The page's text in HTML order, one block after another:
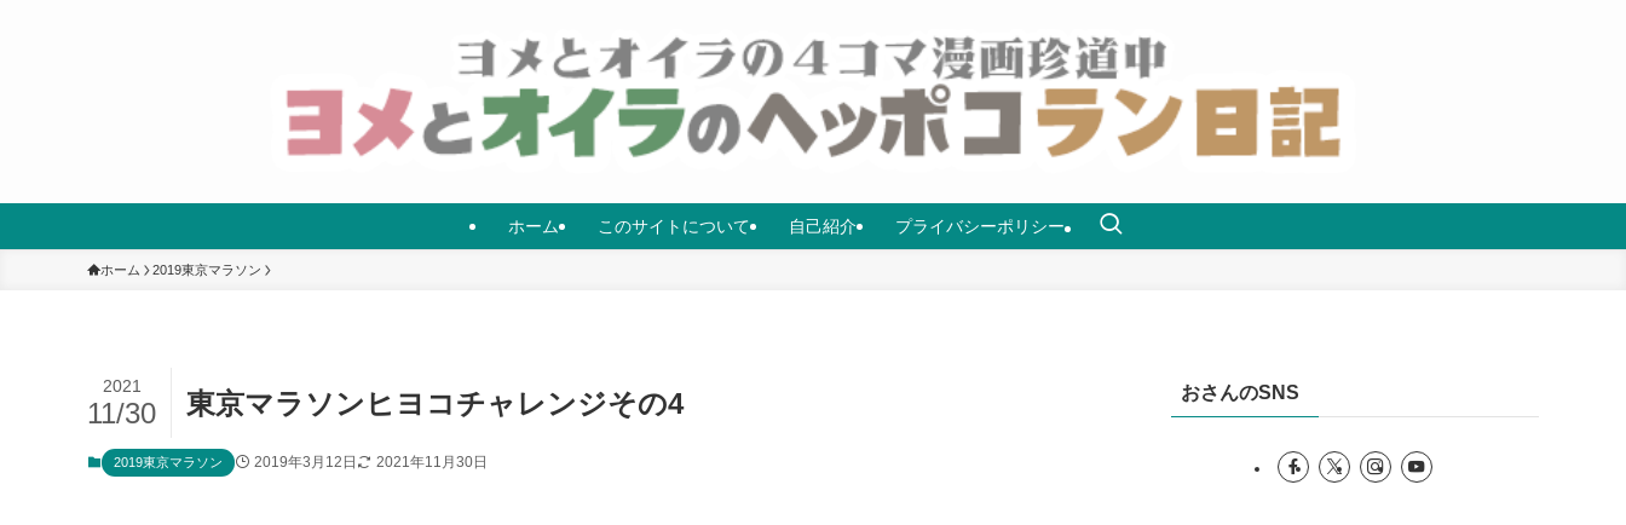
ホーム このサイトについて 自己紹介 プライバシーポリシー
ホーム 2019東京マラソン
東京マラソンヒヨコチャレンジその4
2021
11/30
2019東京マラソン 2019年3月12日 2021年11月30日
おさんのSNS